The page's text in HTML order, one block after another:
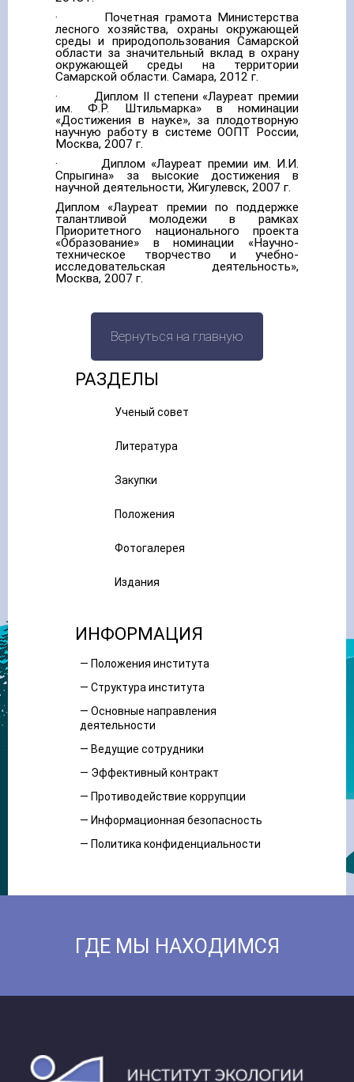
· Почетная грамота Министерства
лесного хозяйства, охраны окружающей
среды и природопользования Самарской
области за значительный вклад в охрану
окружающей среды на территории
Самарской области. Самара, 2012 г.
· Диплом II степени «Лауреат премии
им. Ф.Р. Штильмарка» в номинации
«Достижения в науке», за плодотворную
научную работу в системе ООПТ России,
Москва, 2007 г.
· Диплом «Лауреат премии им. И.И.
Спрыгина» за высокие достижения в
научной деятельности, Жигулевск, 2007 г.
Диплом «Лауреат премии по поддержке
талантливой молодежи в рамках
Приоритетного национального проекта
«Образование» в номинации «Научно-
техническое творчество и учебно-
исследовательская деятельность»,
Москва, 2007 г.
Вернуться на главную
РАЗДЕЛЫ
Ученый совет
Литература
Закупки
Положения
Фотогалерея
Издания
ИНФОРМАЦИЯ
— Положения института
— Структура института
— Основные направления
деятельности
— Ведущие сотрудники
— Эффективный контракт
— Противодействие коррупции
— Информационная безопасность
— Политика конфиденциальности
ГДЕ МЫ НАХОДИМСЯ